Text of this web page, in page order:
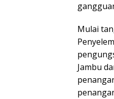
Mulai
Jambu